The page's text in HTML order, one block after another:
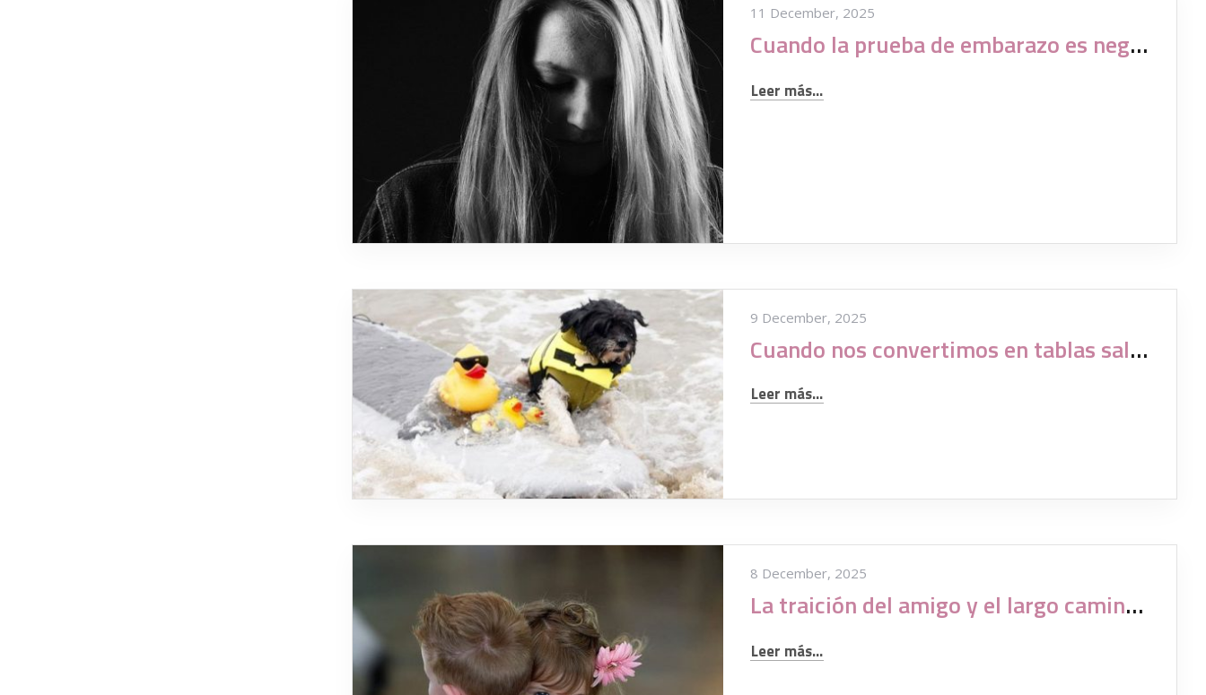
11 December, 2025
Cuando la prueba de embarazo es negativa
Leer más...
9 December, 2025
Cuando nos convertimos en tablas salvavidas
Leer más...
8 December, 2025
La traición del amigo y el largo camino de la decepción
Leer más...